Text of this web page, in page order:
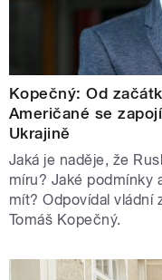
Kopečný: Od
Američané se
Ukrajině
Jaká je naděje, že
míru? Jaké podmínky
mít? Odpovídal vládní
Tomáš Kopečný.